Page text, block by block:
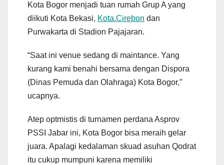
Kota Bogor menjadi tuan rumah Grup A yang
diikuti Kota Bekasi, Kota.Cirebon dan
Purwakarta di Stadion Pajajaran.
“Saat ini venue sedang di maintance. Yang
kurang kami benahi bersama dengan Dispora
(Dinas Pemuda dan Olahraga) Kota Bogor,”
ucapnya.
Atep optmistis di turnamen perdana Asprov
PSSI Jabar ini, Kota Bogor bisa meraih gelar
juara. Apalagi kedalaman skuad asuhan Qodrat
itu cukup mumpuni karena memiliki